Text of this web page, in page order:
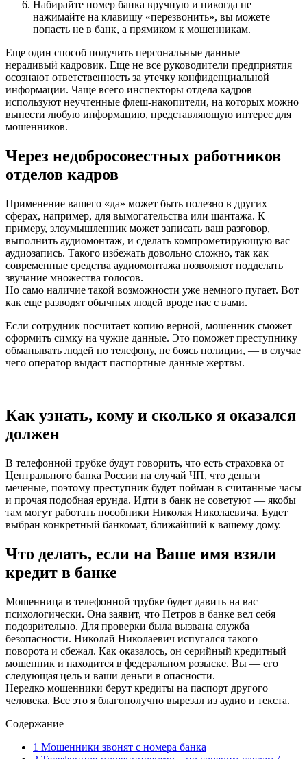
Набирайте номер банка вручную и никогда не
нажимайте на клавишу «перезвонить», вы можете
попасть не в банк, а прямиком к мошенникам.
Еще один способ получить персональные данные –
нерадивый кадровик. Еще не все руководители предприятия
осознают ответственность за утечку конфиденциальной
информации. Чаще всего инспекторы отдела кадров
используют неучтенные флеш-накопители, на которых можно
вынести любую информацию, представляющую интерес для
мошенников.
Через недобросовестных работников
отделов кадров
Применение вашего «да» может быть полезно в других
сферах, например, для вымогательства или шантажа. К
примеру, злоумышленник может записать ваш разговор,
выполнить аудиомонтаж, и сделать компрометирующую вас
аудиозапись. Такого избежать довольно сложно, так как
современные средства аудиомонтажа позволяют подделать
звучание множества голосов.
Но само наличие такой возможности уже немного пугает. Вот
как еще разводят обычных людей вроде нас с вами.
Если сотрудник посчитает копию верной, мошенник сможет
оформить симку на чужие данные. Это поможет преступнику
обманывать людей по телефону, не боясь полиции, — в случае
чего оператор выдаст паспортные данные жертвы.
Как узнать, кому и сколько я оказался
должен
В телефонной трубке будут говорить, что есть страховка от
Центрального банка России на случай ЧП, что деньги
меченые, поэтому преступник будет пойман в считанные часы
и прочая подобная ерунда. Идти в банк не советуют — якобы
там могут работать пособники Николая Николаевича. Будет
выбран конкретный банкомат, ближайший к вашему дому.
Что делать, если на Ваше имя взяли
кредит в банке
Мошенница в телефонной трубке будет давить на вас
психологически. Она заявит, что Петров в банке вел себя
подозрительно. Для проверки была вызвана служба
безопасности. Николай Николаевич испугался такого
поворота и сбежал. Как оказалось, он серийный кредитный
мошенник и находится в федеральном розыске. Вы — его
следующая цель и ваши деньги в опасности.
Нередко мошенники берут кредиты на паспорт другого
человека. Все это я благополучно вырезал из аудио и текста.
Содержание
1 Мошенники звонят с номера банка